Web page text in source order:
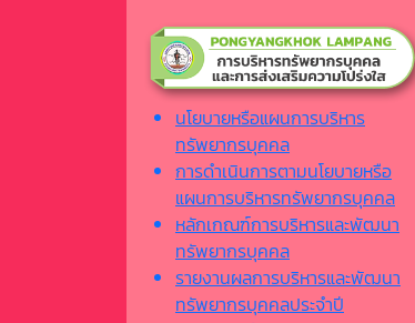
นโยบายหรือแผนการบริหาร
ทรัพยากรบุคคล
การดำเนินการตามนโยบายหรือ
แผนการบริหารทรัพยากรบุคคล
หลักเกณฑ์การบริหารและพัฒนา
ทรัพยากรบุคคล
รายงานผลการบริหารและพัฒนา
ทรัพยากรบุคคลประจำปี